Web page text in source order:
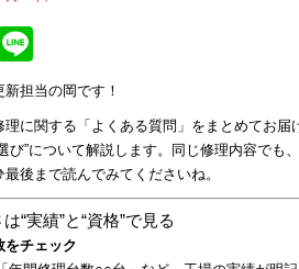
n
e
新担当の岡です！
理に関する「よくある質問」をまとめてお
び”について解説します。同じ修理内容で
後まで読んでみてくださいね。
“実績”と“資格”で見る
をチェック